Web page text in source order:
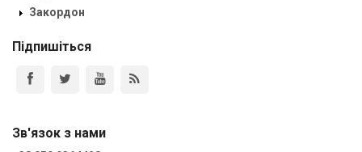
Закордон
Підпишіться
Зв'язок з нами